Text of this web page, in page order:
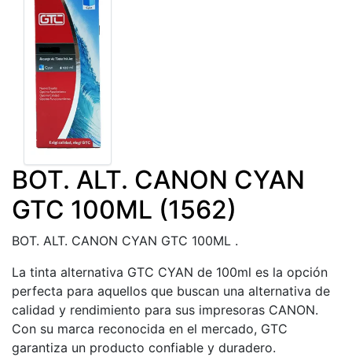
BOT. ALT. CANON CYAN
GTC 100ML (1562)
BOT. ALT. CANON CYAN GTC 100ML .
La tinta alternativa GTC CYAN de 100ml es la opción
perfecta para aquellos que buscan una alternativa de
calidad y rendimiento para sus impresoras CANON.
Con su marca reconocida en el mercado, GTC
garantiza un producto confiable y duradero.